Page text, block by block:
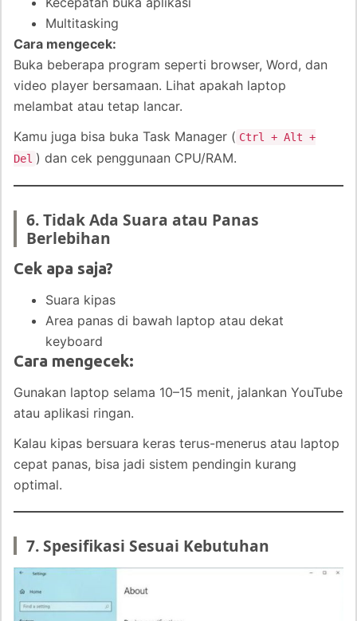
Multitasking
Cara mengecek:
Buka beberapa program seperti browser, Word, dan
video player bersamaan. Lihat apakah laptop
melambat atau tetap lancar.
Kamu juga bisa buka Task Manager ( Ctrl + Alt +
Del ) dan cek penggunaan CPU/RAM.
6. Tidak Ada Suara atau Panas
Berlebihan
Cek apa saja?
Suara kipas
Area panas di bawah laptop atau dekat
keyboard
Cara mengecek:
Gunakan laptop selama 10–15 menit, jalankan YouTube
atau aplikasi ringan.
Kalau kipas bersuara keras terus-menerus atau laptop
cepat panas, bisa jadi sistem pendingin kurang
optimal.
7. Spesifikasi Sesuai Kebutuhan